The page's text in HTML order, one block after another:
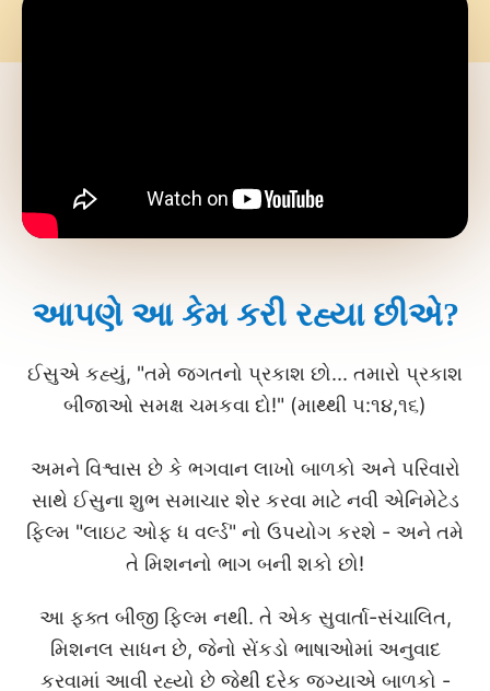
આપણે આ કેમ કરી રહ્યા છીએ?
ઈસુએ કહ્યું, "તમે જગતનો પ્રકાશ છો... તમારો પ્રકાશ
બીજાઓ સમક્ષ ચમકવા દો!" (માથ્થી ૫:૧૪,૧૬)
અમને વિશ્વાસ છે કે ભગવાન લાખો બાળકો અને પરિવારો
સાથે ઈસુના શુભ સમાચાર શેર કરવા માટે નવી એનિમેટેડ
ફિલ્મ "લાઇટ ઓફ ધ વર્લ્ડ" નો ઉપયોગ કરશે - અને તમે
તે મિશનનો ભાગ બની શકો છો!
આ ફક્ત બીજી ફિલ્મ નથી. તે એક સુવાર્તા-સંચાલિત,
મિશનલ સાધન છે, જેનો સેંકડો ભાષાઓમાં અનુવાદ
કરવામાં આવી રહ્યો છે જેથી દરેક જગ્યાએ બાળકો -